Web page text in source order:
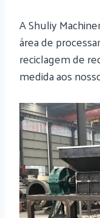
A Shuliy
área de
reciclagem de
medida aos